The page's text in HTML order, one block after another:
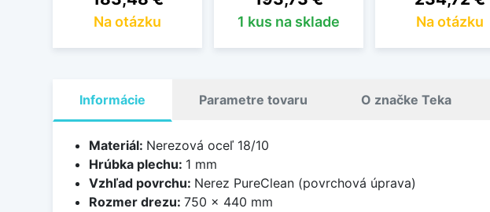
Na otázku 1 kus na sklade Na otázku
Informácie Parametre tovaru O značke Teka
Materiál: Nerezová oceľ 18/10
Hrúbka plechu: 1 mm
Vzhľad povrchu: Nerez PureClean (povrchová úprava)
Rozmer drezu: 750 x 440 mm